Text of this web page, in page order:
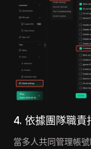
4. 依據團隊職責
當多人共同管理帳